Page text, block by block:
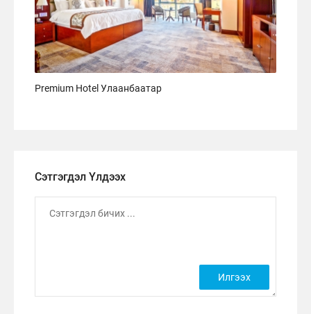
Premium Hotel Улаанбаатар
Сэтгэгдэл Үлдээх